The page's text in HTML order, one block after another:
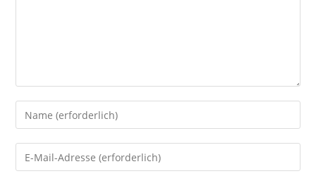
Gib
deinen
Namen
oder
Gib
deine